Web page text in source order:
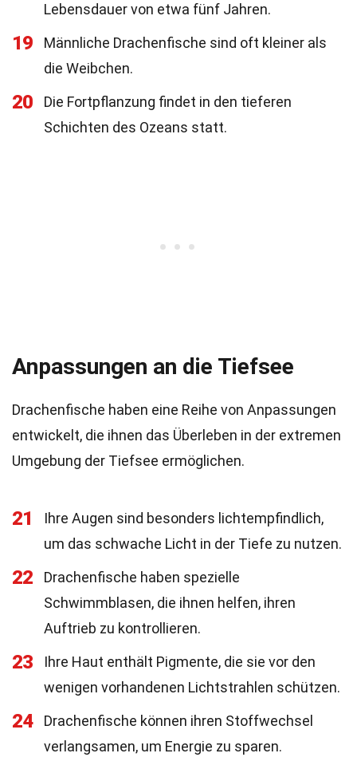
Lebensdauer von etwa fünf Jahren.
19
Männliche Drachenfische sind oft kleiner als
die Weibchen.
20
Die Fortpflanzung findet in den tieferen
Schichten des Ozeans statt.
Anpassungen an die Tiefsee
Drachenfische haben eine Reihe von Anpassungen
entwickelt, die ihnen das Überleben in der extremen
Umgebung der Tiefsee ermöglichen.
21
Ihre Augen sind besonders lichtempfindlich,
um das schwache Licht in der Tiefe zu nutzen.
22
Drachenfische haben spezielle
Schwimmblasen, die ihnen helfen, ihren
Auftrieb zu kontrollieren.
23
Ihre Haut enthält Pigmente, die sie vor den
wenigen vorhandenen Lichtstrahlen schützen.
24
Drachenfische können ihren Stoffwechsel
verlangsamen, um Energie zu sparen.